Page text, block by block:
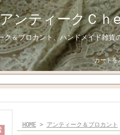
ンティークＣｈ
ク＆ブロカント、ハンドメイド雑貨
カートを
HOME> アンティーク＆ブロカント